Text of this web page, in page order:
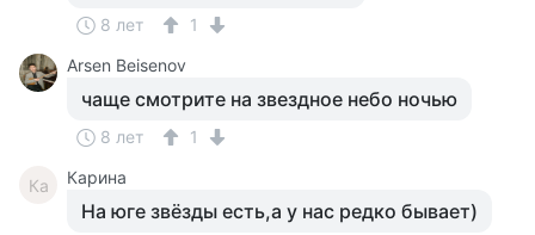
8 лет
1
Arsen Beisenov
чаще смотрите на звездное небо ночью
8 лет 1
Ка Карина
На юге звёзды есть,а у нас редко бывает)